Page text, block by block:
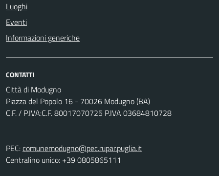
Luoghi
Eventi
Informazioni generiche
CONTATTI
Città di Modugno
Piazza del Popolo 16 - 70026 Modugno (BA)
C.F. / P.IVA:C.F. 80017070725 P.IVA 03684810728
PEC:comunemodugno@pec.rupar.puglia.it
Centralino unico: +39 0805865111